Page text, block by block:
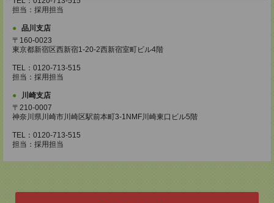
担当：採用担当
品川支店
〒160-0023
東京都新宿区西新宿1-20-2西新宿室町ビル4階
TEL：0120-713-515
担当：採用担当
川崎支店
〒210-0007
神奈川県川崎市川崎区駅前本町3-1NMF川崎東口ビル5階
TEL：0120-713-515
担当：採用担当